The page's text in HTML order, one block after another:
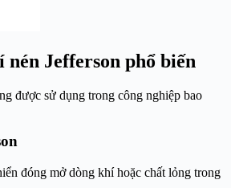
Jefferson phổ biến
được sử dụng trong công nghiệp bao
đóng mở dòng khí hoặc chất lỏng trong